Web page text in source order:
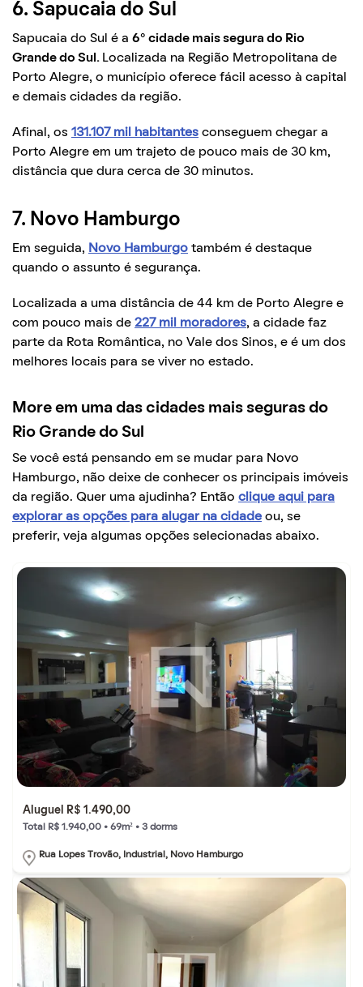
6. Sapucaia do Sul
Sapucaia do Sul é a 6° cidade mais segura do Rio
Grande do Sul. Localizada na Região Metropolitana de
Porto Alegre, o município oferece fácil acesso à capital
e demais cidades da região.
Afinal, os 131.107 mil habitantes conseguem chegar a
Porto Alegre em um trajeto de pouco mais de 30 km,
distância que dura cerca de 30 minutos.
7. Novo Hamburgo
Em seguida, Novo Hamburgo também é destaque
quando o assunto é segurança.
Localizada a uma distância de 44 km de Porto Alegre e
com pouco mais de 227 mil moradores, a cidade faz
parte da Rota Romântica, no Vale dos Sinos, e é um dos
melhores locais para se viver no estado.
More em uma das cidades mais seguras do
Rio Grande do Sul
Se você está pensando em se mudar para Novo
Hamburgo, não deixe de conhecer os principais imóveis
da região. Quer uma ajudinha? Então clique aqui para
explorar as opções para alugar na cidade ou, se
preferir, veja algumas opções selecionadas abaixo.
Aluguel R$ 1.490,00
Total R$ 1.940,00 • 69m² • 3 dorms
Rua Lopes Trovão, Industrial, Novo Hamburgo